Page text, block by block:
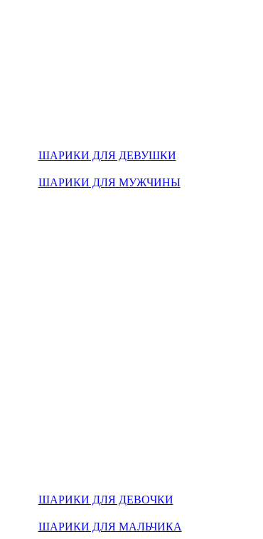
ШАРИКИ ДЛЯ ДЕВУШКИ
ШАРИКИ ДЛЯ МУЖЧИНЫ
ШАРИКИ ДЛЯ ДЕВОЧКИ
ШАРИКИ ДЛЯ МАЛЬЧИКА